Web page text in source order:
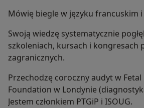
Mówię biegle w języku francuskim
Swoją wiedzę systematycznie
szkoleniach, kursach i kongresach
zagranicznych.
Przechodzę coroczny audyt w Fetal
Foundation w Londynie
Jestem członkiem PTGiP i ISOUG.